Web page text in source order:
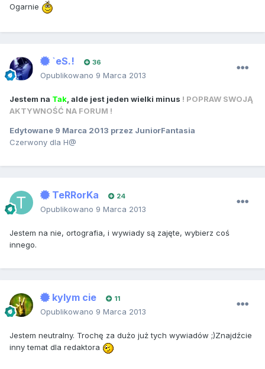
Ogarnie
`eS.! 36
Opublikowano 9 Marca 2013
Jestem na Tak, alde jest jeden wielki minus ! POPRAW SWOJĄ
AKTYWNOŚĆ NA FORUM !
Edytowane 9 Marca 2013 przez JuniorFantasia
Czerwony dla H@
TeRRorKa 24
Opublikowano 9 Marca 2013
Jestem na nie, ortografia, i wywiady są zajęte, wybierz coś
innego.
kylym cie 11
Opublikowano 9 Marca 2013
Jestem neutralny. Trochę za dużo już tych wywiadów ;)Znajdźcie
inny temat dla redaktora